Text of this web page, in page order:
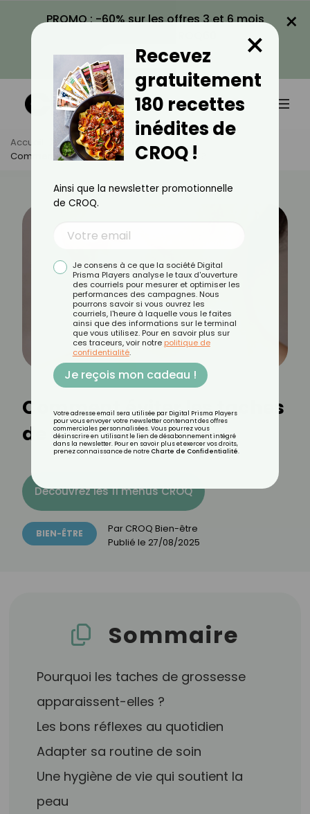
PROMO : -60% sur les offres 3 et 6 mois
VOIR LA PROMO
×
Accueil Actus
Bien-Être
Comment Éviter Les Taches De Grossesse ?
Comment éviter les taches
de grossesse ?
Découvrez les 11 menus CROQ
BIEN-ÊTRE Par CROQ Bien-être
Publié le 27/08/2025
Sommaire
Pourquoi les taches de grossesse
apparaissent-elles ?
Les bons réflexes au quotidien
Adapter sa routine de soin
Une hygiène de vie qui soutient la
peau
Recevez
gratuitement
180 recettes
inédites de
CROQ !
×
Ainsi que la newsletter promotionnelle
de CROQ.
Je consens à ce que la société Digital
Prisma Players analyse le taux d'ouverture
des courriels pour mesurer et optimiser les
performances des campagnes. Nous
pourrons savoir si vous ouvrez les
courriels, l'heure à laquelle vous le faites
ainsi que des informations sur le terminal
que vous utilisez. Pour en savoir plus sur
ces traceurs, voir notre politique de
confidentialité.
Je reçois mon cadeau !
Votre adresse email sera utilisée par Digital Prisma Players
pour vous envoyer votre newsletter contenant des offres
commerciales personnalisées. Vous pourrez vous
désinscrire en utilisant le lien de désabonnement intégré
dans la newsletter. Pour en savoir plus et exercer vos droits,
prenez connaissance de notre Charte de Confidentialité.